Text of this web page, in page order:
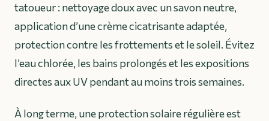
tatoueur : nettoyage doux avec un savon neutre,
application d’une crème cicatrisante adaptée,
protection contre les frottements et le soleil. Évitez
l’eau chlorée, les bains prolongés et les expositions
directes aux UV pendant au moins trois semaines.
À long terme, une protection solaire régulière est